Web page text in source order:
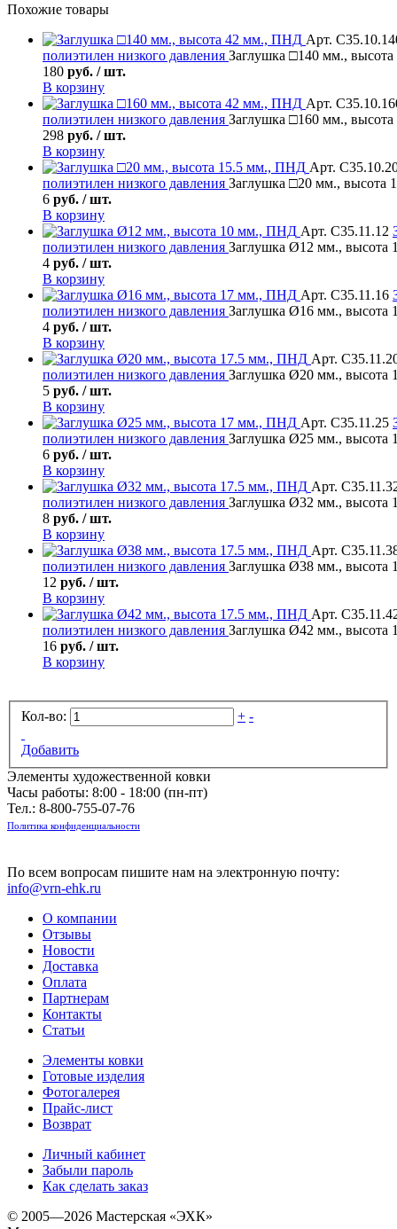
Похожие товары
Арт.
полиэтилен низкого давления Заглушка □140 мм.,
180 руб. / шт.
В корзину
Арт.
полиэтилен низкого давления Заглушка □160 мм.,
298 руб. / шт.
В корзину
Арт.
полиэтилен низкого давления Заглушка □20 мм.,
6 руб. / шт.
В корзину
Арт. С35.11.12
полиэтилен низкого давления Заглушка Ø12 мм.,
4 руб. / шт.
В корзину
Арт. С35.11.16
полиэтилен низкого давления Заглушка Ø16 мм.,
4 руб. / шт.
В корзину
Арт.
полиэтилен низкого давления Заглушка Ø20 мм.,
5 руб. / шт.
В корзину
Арт. С35.11.25
полиэтилен низкого давления Заглушка Ø25 мм.,
6 руб. / шт.
В корзину
Арт.
полиэтилен низкого давления Заглушка Ø32 мм.,
8 руб. / шт.
В корзину
Арт.
полиэтилен низкого давления Заглушка Ø38 мм.,
12 руб. / шт.
В корзину
Арт.
полиэтилен низкого давления Заглушка Ø42 мм.,
16 руб. / шт.
В корзину
Кол-во: + -
Добавить
Элементы художественной ковки
Часы работы: 8:00 - 18:00 (пн-пт)
Тел.: 8-800-755-07-76
Политика конфиденциальности
По всем вопросам пишите нам на электронную почту:
info@vrn-ehk.ru
О компании
Отзывы
Новости
Доставка
Оплата
Партнерам
Контакты
Статьи
Элементы ковки
Готовые изделия
Фотогалерея
Прайс-лист
Возврат
Личный кабинет
Забыли пароль
Как сделать заказ
© 2005—2026 Мастерская «ЭХК»